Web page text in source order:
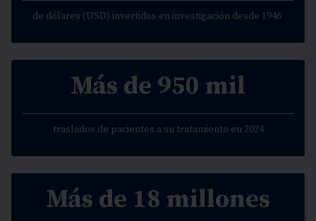
de dólares (USD) invertidos en investigación desde 1946
Más de 950 mil
traslados de pacientes a su tratamiento en 2024
Más de 18 millones